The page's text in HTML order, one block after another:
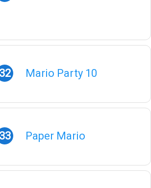
32 Mario Party 10
33 Paper Mario